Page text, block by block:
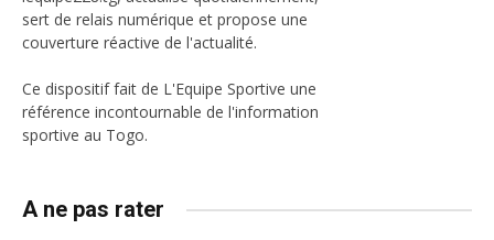
sert de relais numérique et propose une
couverture réactive de l'actualité.
Ce dispositif fait de L'Equipe Sportive une
référence incontournable de l'information
sportive au Togo.
A ne pas rater